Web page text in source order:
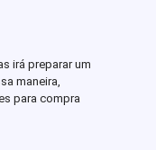
irá preparar um
maneira,
para compra